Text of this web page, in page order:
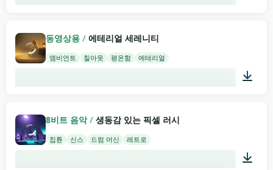
동영상용 / 에테리얼 세레니티
앰비언트 칠아웃 평온함 에테리얼
8비트 음악 / 생동감 있는 픽셀 러시
칩튠 신스 드럼 머신 레트로